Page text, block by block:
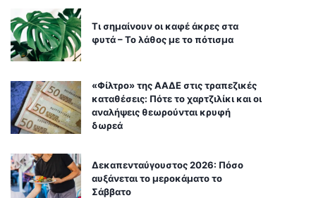
Τι σημαίνουν οι καφέ άκρες στα
φυτά – Το λάθος με το πότισμα
«Φίλτρο» της ΑΑΔΕ στις τραπεζικές
καταθέσεις: Πότε το χαρτζιλίκι και οι
αναλήψεις θεωρούνται κρυφή
δωρεά
Δεκαπενταύγουστος 2026: Πόσο
αυξάνεται το μεροκάματο το
Σάββατο